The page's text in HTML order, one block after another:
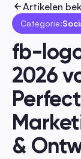
Artikelen
Categorie:
fb-
2026
&